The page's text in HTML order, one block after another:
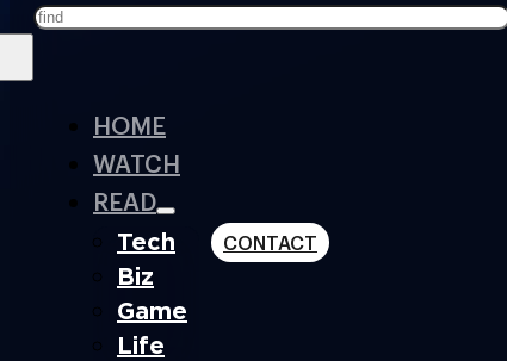
HOME
WATCH
READ
Tech
Biz
Game
Life
CONTACT